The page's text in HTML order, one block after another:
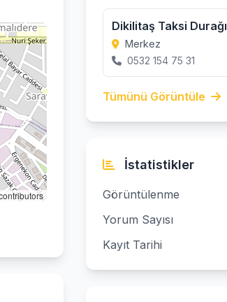
Dikilitaş Taksi Durağı
Merkez
0532 154 75 31
Tümünü Görüntüle
İstatistikler
Görüntülenme
Yorum Sayısı
Kayıt Tarihi